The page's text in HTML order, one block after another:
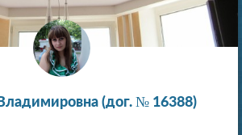
(дог. № 16388)